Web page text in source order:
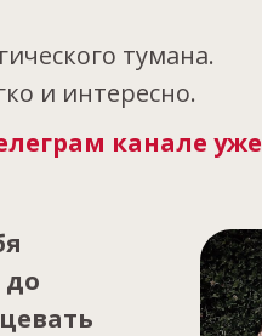
тумана.
и интересно.
канале уже
до